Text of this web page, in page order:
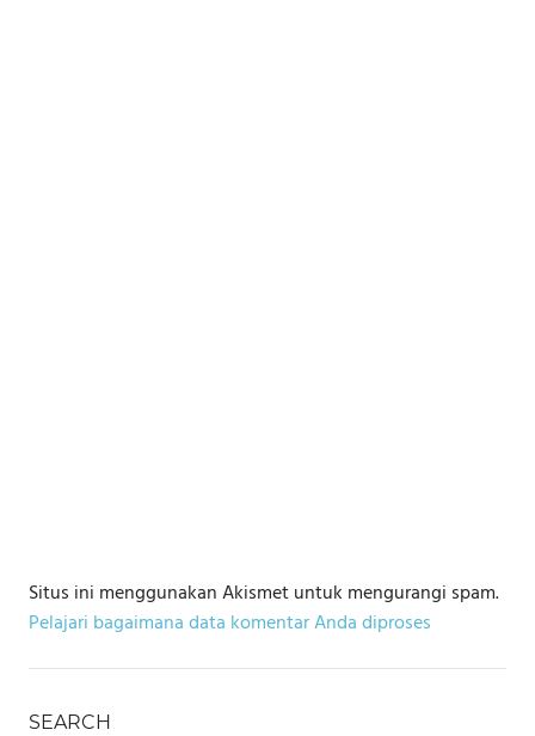
Situs ini menggunakan Akismet untuk mengurangi spam.
Pelajari bagaimana data komentar Anda diproses
SEARCH